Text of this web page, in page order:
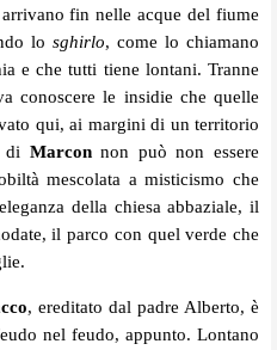
fin nelle acque del fiume
lo sghirlo, come lo chiamano
e che tutti tiene lontani. Tranne
conoscere le insidie che quelle
qui, ai margini di un territorio
di Marconnon può non essere
mescolata a misticismo che
della chiesa abbaziale, il
il parco con quel verde che
, ereditato dal padre Alberto, è
nel feudo, appunto. Lontano